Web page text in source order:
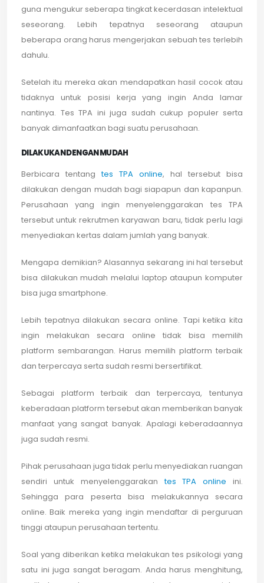
guna mengukur seberapa tingkat kecerdasan intelektual
seseorang. Lebih tepatnya seseorang ataupun
beberapa orang harus mengerjakan sebuah tes terlebih
dahulu.
Setelah itu mereka akan mendapatkan hasil cocok atau
tidaknya untuk posisi kerja yang ingin Anda lamar
nantinya. Tes TPA ini juga sudah cukup populer serta
banyak dimanfaatkan bagi suatu perusahaan.
DILAKUKAN DENGAN MUDAH
Berbicara tentangtes TPA online, hal tersebut bisa
dilakukan dengan mudah bagi siapapun dan kapanpun.
Perusahaan yang ingin menyelenggarakan tes TPA
tersebut untuk rekrutmen karyawan baru, tidak perlu lagi
menyediakan kertas dalam jumlah yang banyak.
Mengapa demikian? Alasannya sekarang ini hal tersebut
bisa dilakukan mudah melalui laptop ataupun komputer
bisa juga smartphone.
Lebih tepatnya dilakukan secara online. Tapi ketika kita
ingin melakukan secara online tidak bisa memilih
platform sembarangan. Harus memilih platform terbaik
dan terpercaya serta sudah resmi bersertifikat.
Sebagai platform terbaik dan terpercaya, tentunya
keberadaan platform tersebut akan memberikan banyak
manfaat yang sangat banyak. Apalagi keberadaannya
juga sudah resmi.
Pihak perusahaan juga tidak perlu menyediakan ruangan
sendiri untuk menyelenggarakantes TPA online ini.
Sehingga para peserta bisa melakukannya secara
online. Baik mereka yang ingin mendaftar di perguruan
tinggi ataupun perusahaan tertentu.
Soal yang diberikan ketika melakukan tes psikologi yang
satu ini juga sangat beragam. Anda harus menghitung,